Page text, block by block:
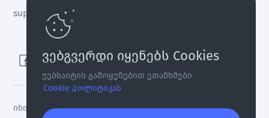
support@cryptal.com
იხილეთ ლიცენზია 0002-9404
ვებგვერდი იყენებს Cookies
ვებსაიტის გამოყენებით ეთანხმები
Cookie პოლიტიკას